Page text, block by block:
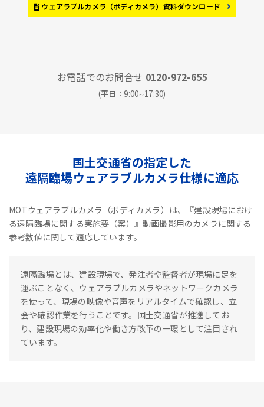
ウェアラブルカメラ（ボディカメラ）資料ダウンロード
お電話でのお問合せ 0120-972-655
(平日：9:00∼17:30)
国土交通省の指定した
遠隔臨場ウェアラブルカメラ仕様に適応
MOTウェアラブルカメラ（ボディカメラ）は、『建設現場におけ
る遠隔臨場に関する実施要（案）』動画撮影用のカメラに関する
参考数値に関して適応しています。
遠隔臨場とは、建設現場で、発注者や監督者が現場に足を
運ぶことなく、ウェアラブルカメラやネットワークカメラ
を使って、現場の映像や音声をリアルタイムで確認し、立
会や確認作業を行うことです。国土交通省が推進してお
り、建設現場の効率化や働き方改革の一環として注目され
ています。